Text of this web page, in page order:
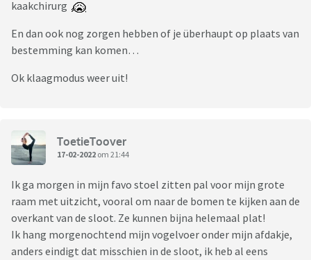
kaakchirurg
En dan ook nog zorgen hebben of je überhaupt op plaats van
bestemming kan komen…
Ok klaagmodus weer uit!
ToetieToover
17-02-2022 om 21:44
Ik ga morgen in mijn favo stoel zitten pal voor mijn grote
raam met uitzicht, vooral om naar de bomen te kijken aan de
overkant van de sloot. Ze kunnen bijna helemaal plat!
Ik hang morgenochtend mijn vogelvoer onder mijn afdakje,
anders eindigt dat misschien in de sloot, ik heb al eens